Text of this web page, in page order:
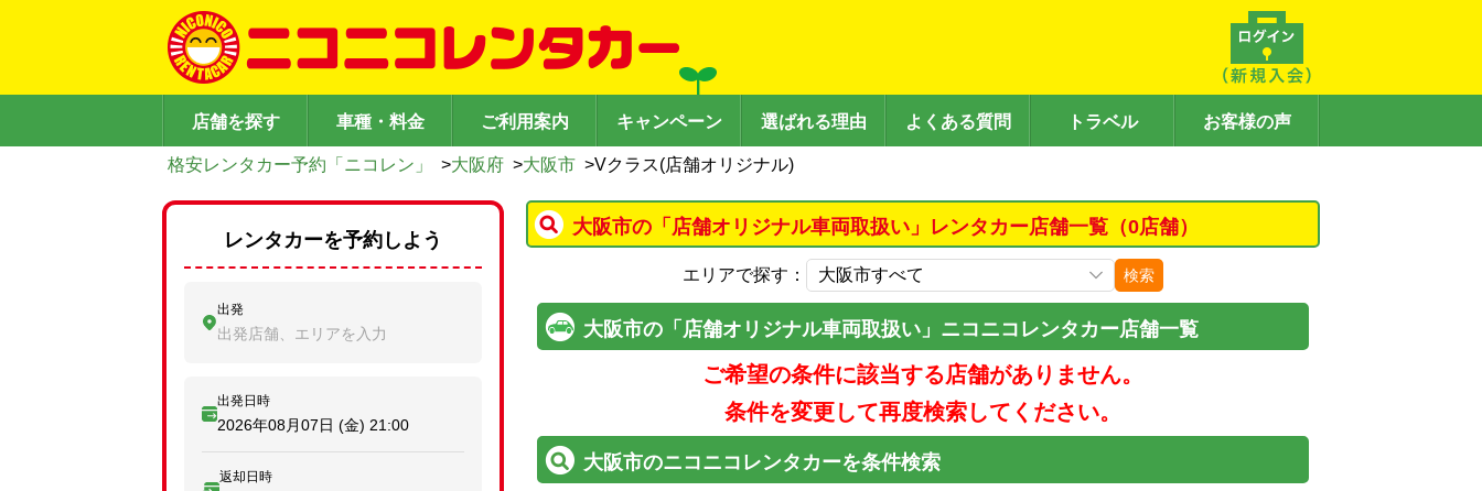
店舗を探す 車種・料金 ご利用案内 キャンペーン 選ばれる理由 よくある質問 トラベル お客様の声
格安レンタカー予約「ニコレン」 >大阪府 >大阪市 >Vクラス(店舗オリジナル)
大阪市の「店舗オリジナル車両取扱い」レンタカー店舗一覧（0店舗）
エリアで探す： 検索
大阪市の「店舗オリジナル車両取扱い」ニコニコレンタカー店舗一覧
ご希望の条件に該当する店舗がありません。
条件を変更して再度検索してください。
大阪市のニコニコレンタカーを条件検索
レンタカーを予約しよう
出発
出発店舗、エリアを入力
出発日時
2026年08月07日 (金) 21:00
返却日時